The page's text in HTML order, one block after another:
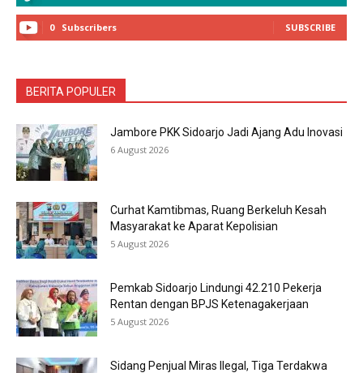
0 Subscribers SUBSCRIBE
BERITA POPULER
Jambore PKK Sidoarjo Jadi Ajang Adu Inovasi
6 August 2026
Curhat Kamtibmas, Ruang Berkeluh Kesah
Masyarakat ke Aparat Kepolisian
5 August 2026
Pemkab Sidoarjo Lindungi 42.210 Pekerja
Rentan dengan BPJS Ketenagakerjaan
5 August 2026
Sidang Penjual Miras Ilegal, Tiga Terdakwa